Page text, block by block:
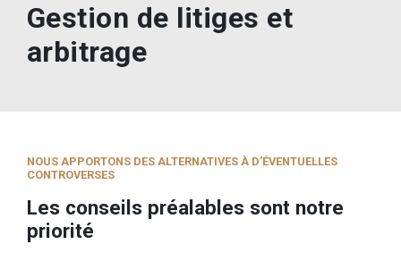
Gestion de litiges et
arbitrage
NOUS APPORTONS DES ALTERNATIVES À D’ÉVENTUELLES
CONTROVERSES
Les conseils préalables sont notre
priorité